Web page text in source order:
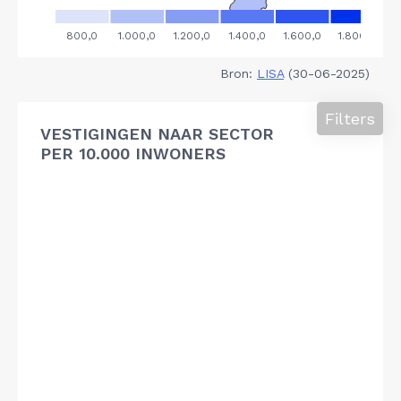
Bron: LISA(30-06-2025)
VESTIGINGEN NAAR SECTOR
PER 10.000 INWONERS
Filters